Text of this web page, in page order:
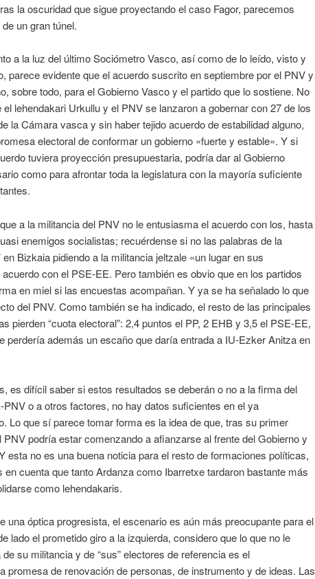
la oscuridad que sigue proyectando el caso Fagor, parecemos
un gran túnel.
a la luz del último Sociómetro Vasco, así como de lo leído, visto y
parece evidente que el acuerdo suscrito en septiembre por el PNV y
sobre todo, para el Gobierno Vasco y el partido que lo sostiene. No
el lehendakari Urkullu y el PNV se lanzaron a gobernar con 27 de los
la Cámara vasca y sin haber tejido acuerdo de estabilidad alguno,
electoral de conformar un gobierno «fuerte y estable». Y si
tuviera proyección presupuestaria, podría dar al Gobierno
como para afrontar toda la legislatura con la mayoría suficiente
a la militancia del PNV no le entusiasma el acuerdo con los, hasta
enemigos socialistas; recuérdense si no las palabras de la
Bizkaia pidiendo a la militancia jeltzale «un lugar en sus
con el PSE-EE. Pero también es obvio que en los partidos
en miel si las encuestas acompañan. Y ya se ha señalado lo que
del PNV. Como también se ha indicado, el resto de las principales
pierden “cuota electoral”: 2,4 puntos el PP, 2 EHB y 3,5 el PSE-EE,
perdería además un escaño que daría entrada a IU-Ezker Anitza en
es difícil saber si estos resultados se deberán o no a la firma del
o a otros factores, no hay datos suficientes en el ya
Lo que sí parece tomar forma es la idea de que, tras su primer
PNV podría estar comenzando a afianzarse al frente del Gobierno y
esta no es una buena noticia para el resto de formaciones políticas,
en cuenta que tanto Ardanza como Ibarretxe tardaron bastante más
como lehendakaris.
una óptica progresista, el escenario es aún más preocupante para el
lado el prometido giro a la izquierda, considero que lo que no le
su militancia y de “sus” electores de referencia es el
promesa de renovación de personas, de instrumento y de ideas. Las